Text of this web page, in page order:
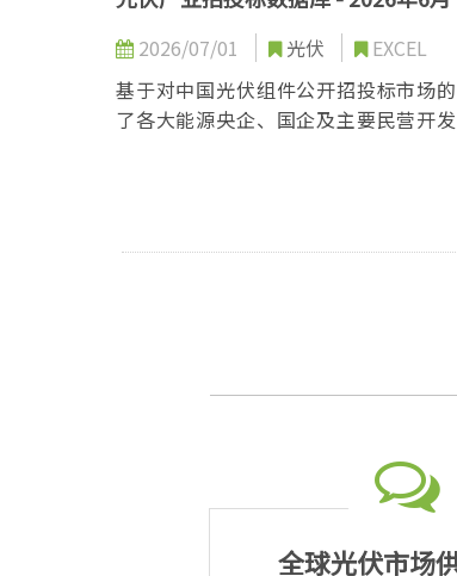
2026/07/01 光伏
EXCEL
基于对中国光伏组件公开招投标市场
了各大能源央企、国企及主要民营开